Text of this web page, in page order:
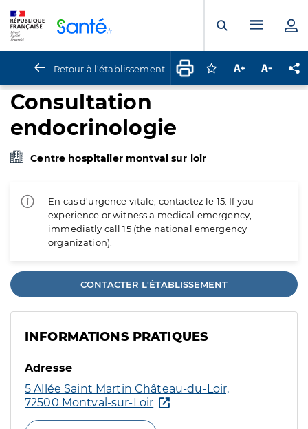
Ouvrir laMenu
Retour à l'établissement Connectez-vous
Augmenter la
Consultation
endocrinologie
Centre hospitalier montval sur loir
En cas d'urgence vitale, contactez le 15. If you
experience or witness a medical emergency,
immediatly call 15 (the national emergency
organization).
CONTACTER L'ÉTABLISSEMENT
INFORMATIONS PRATIQUES
Adresse
5 Allée Saint Martin Château-du-Loir,
72500 Montval-sur-Loir